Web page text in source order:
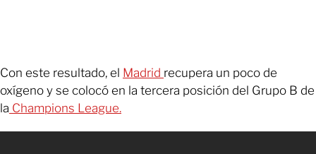
Con este resultado, el Madrid recupera un poco de
oxígeno y se colocó en la tercera posición del Grupo B de
la Champions League.